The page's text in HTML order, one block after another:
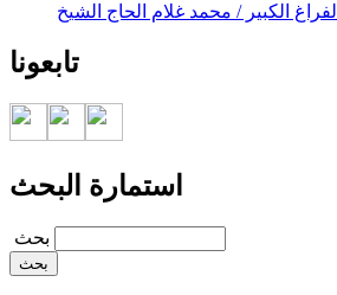
الفراغ الكبير / محمد غلام الحاج الشيخ
تابعونا
استمارة البحث
‏بحث ‏